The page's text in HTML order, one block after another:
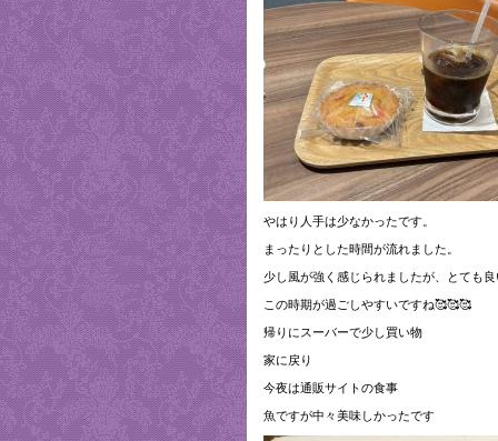
やはり人手は少なかったです。
まったりとした時間が流れました。
少し風が強く感じられましたが、とても
この時期が過ごしやすいですね🥰🥰🥰
帰りにスーバーで少し買い物
家に戻り
今夜は通販サイトの食事
魚ですが中々美味しかったです